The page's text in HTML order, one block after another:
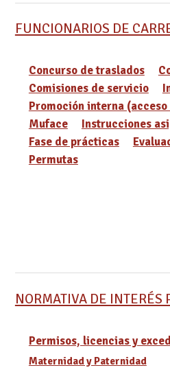
FUNCIONARIOS DE
Concurso de traslados
Comisiones de servicio
Promoción interna
Muface
Instrucciones
Fase de prácticas
Permutas
NORMATIVA DE INTERÉS
Permisos, licencias y
Maternidad y Paternidad